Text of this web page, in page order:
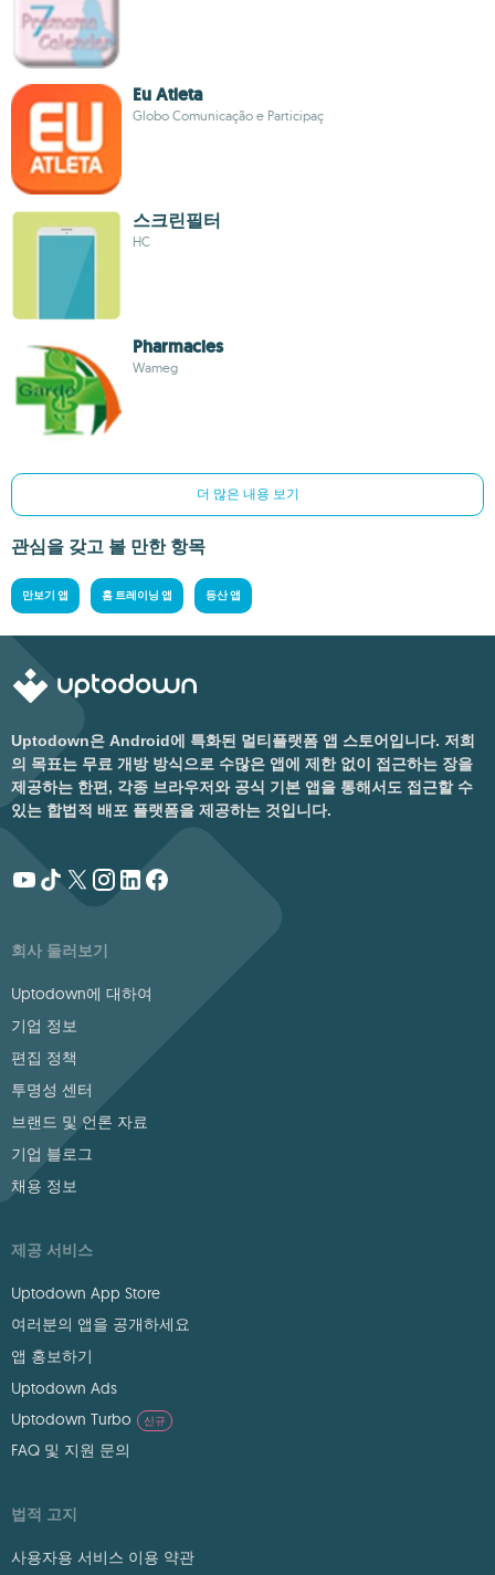
Eu Atleta
Globo Comunicação e Participaç
스크린필터
HC
Pharmacies
Wameg
더 많은 내용 보기
관심을 갖고 볼 만한 항목
만보기 앱 홈 트레이닝 앱 등산 앱
Uptodown은 Android에 특화된 멀티플랫폼 앱 스토어입니다. 저희
의 목표는 무료 개방 방식으로 수많은 앱에 제한 없이 접근하는 장을
제공하는 한편, 각종 브라우저와 공식 기본 앱을 통해서도 접근할 수
있는 합법적 배포 플랫폼을 제공하는 것입니다.
회사 둘러보기
Uptodown에 대하여
기업 정보
편집 정책
투명성 센터
브랜드 및 언론 자료
기업 블로그
채용 정보
제공 서비스
Uptodown App Store
여러분의 앱을 공개하세요
앱 홍보하기
Uptodown Ads
Uptodown Turbo
신규
FAQ 및 지원 문의
법적 고지
사용자용 서비스 이용 약관